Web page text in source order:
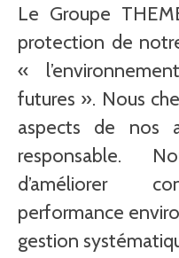
Le Groupe
protection de
«
futures ». Nous
aspects de nos
responsable.
d’améliorer
performance
gestion